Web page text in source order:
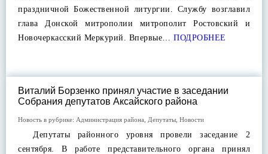
праздничной Божественной литургии. Службу возглавил
глава Донской митрополии митрополит Ростовский и
Новочеркасский Меркурий. Впервые… ПОДРОБНЕЕ
Виталий Борзенко принял участие в заседании
Собрания депутатов Аксайского района
Новость в рубрике: Администрация района Депутаты Новости
Депутаты районного уровня провели заседание 2
сентября. В работе представительного органа принял